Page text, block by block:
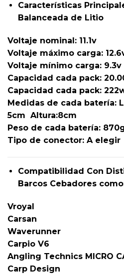
Características
Balanceada de Litio
Voltaje nominal: 11.1v
Voltaje máximo carga:
Voltaje mínimo carga: 9.3v
Capacidad cada pack:
Capacidad cada pack:
Medidas de cada batería:
5cm Altura:8cm
Peso de cada batería:
Tipo de conector: A elegir
Compatibilidad Con
Barcos Cebadores
Vroyal
Carsan
Waverunner
Carpio V6
Angling Technics MICRO
Carp Design